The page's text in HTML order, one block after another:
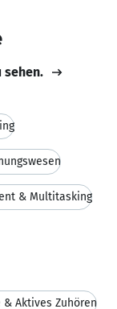
sehen.
& Multitasking
& Aktives Zuhören